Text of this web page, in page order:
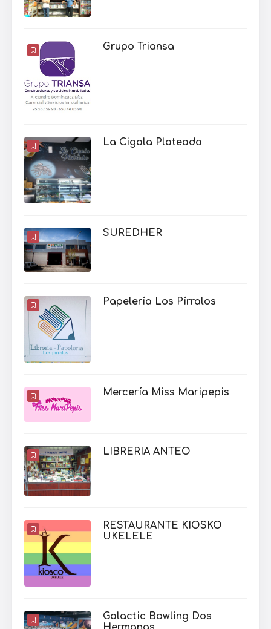
Grupo Triansa
La Cigala Plateada
SUREDHER
Papelería Los Pírralos
Mercería Miss Maripepis
LIBRERIA ANTEO
RESTAURANTE KIOSKO
UKELELE
Galactic Bowling Dos